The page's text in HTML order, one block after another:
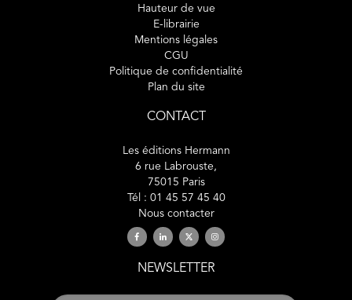
Hauteur de vue
E-librairie
Mentions légales
CGU
Politique de confidentialité
Plan du site
CONTACT
Les éditions Hermann
6 rue Labrouste,
75015 Paris
Tél : 01 45 57 45 40
Nous contacter
NEWSLETTER